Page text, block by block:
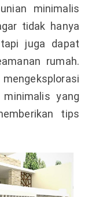
minimalis
tidak hanya
juga dapat
rumah.
yang
tips